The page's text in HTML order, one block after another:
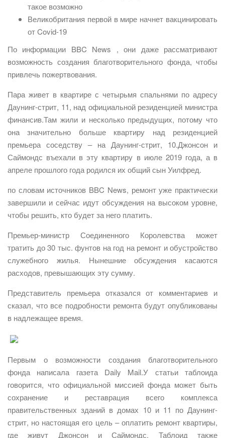
такое возможно
Великобритания первой в мире начнет вакцинировать
от Covid-19
По информации BBC News , они даже рассматривают
возможность создания благотворительного фонда, чтобы
привлечь пожертвования.
Пара живет в квартире с четырьмя спальнями по адресу
Даунинг-стрит, 11, над официальной резиденцией министра
финансив.Там жили и несколько предыдущих, потому что
она значительно больше квартиру над резиденцией
премьера соседству – на Даунинг-стрит, 10.Джонсон и
Саймондс въехали в эту квартиру в июле 2019 года, а в
апреле прошлого года родился их общий сын Уилфред.
по словам источников BBC News, ремонт уже практически
завершили и сейчас идут обсуждения на высоком уровне,
чтобы решить, кто будет за него платить.
Премьер-министр Соединенного Королевства может
тратить до 30 тыс. фунтов на год на ремонт и обустройство
служебного жилья. Нынешние обсуждения касаются
расходов, превышающих эту сумму.
Представитель премьера отказался от комментариев и
сказал, что все подробности ремонта будут опубликованы
в надлежащее время.
Первым о возможности создания благотворительного
фонда написала газета Daily Mail.У статьи таблоида
говорится, что официальной миссией фонда может быть
сохранение и реставрация всего комплекса
правительственных зданий в домах 10 и 11 по Даунинг-
стрит, но настоящая его цель – оплатить ремонт квартиры,
где живут Джонсон и Саймондс. Таблоид также